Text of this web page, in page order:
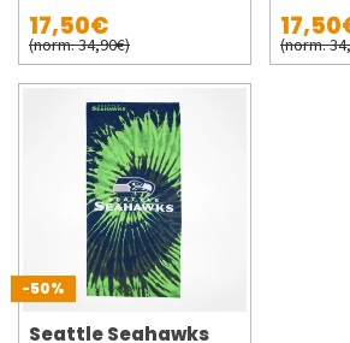
17,50€
(norm. 34,90€) (norm.
-50%
Seattle Seahawks